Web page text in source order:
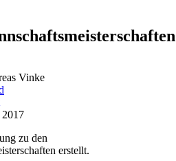
Vinke
2017
zu den
erstellt.